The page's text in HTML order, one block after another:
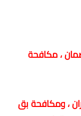
، مكافحة
، ومكافحة بق